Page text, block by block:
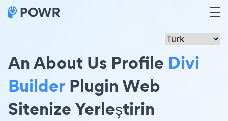
An About Us Profile Divi
Builder Plugin Web
Sitenize Yerleştirin